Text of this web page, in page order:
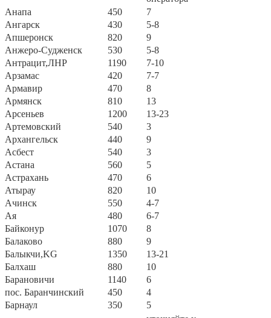
Анапа
450
7
Ангарск
430
5-8
Апшеронск
820
9
Анжеро-Судженск
530
5-8
Антрацит,ЛНР
1190
7-10
Арзамас
420
7-7
Армавир
470
8
Армянск
810
13
Арсеньев
1200
13-23
Артемовский
540
3
Архангельск
440
9
Асбест
540
3
Астана
560
5
Астрахань
470
6
Атырау
820
10
Ачинск
550
4-7
Ая
480
6-7
Байконур
1070
8
Балаково
880
9
Балыкчи,KG
1350
13-21
Балхаш
880
10
Барановичи
1140
6
пос. Баранчинский
450
4
Барнаул
350
5